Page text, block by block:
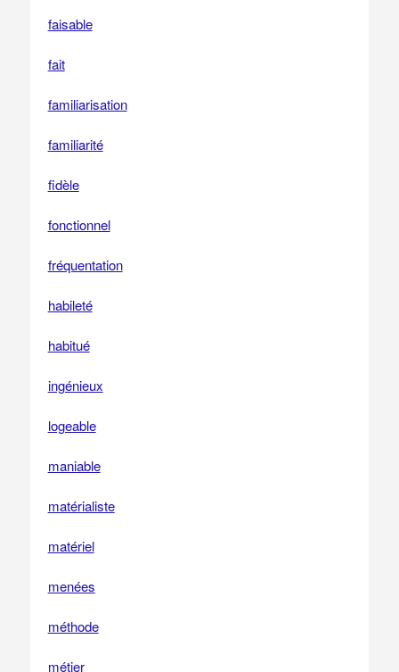
faisable
fait
familiarisation
familiarité
fidèle
fonctionnel
fréquentation
habileté
habitué
ingénieux
logeable
maniable
matérialiste
matériel
menées
méthode
métier